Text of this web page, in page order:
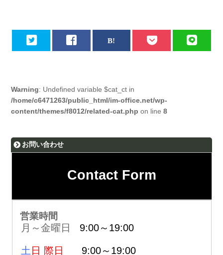
Warning: Undefined variable $cat_ct in
/home/c6471263/public_html/im-office.net/wp-
content/themes/f8012/related-cat.php on line8
お問い合わせ
Contact Form
営業時間
月～金曜日 9:00～19:00
土 日 際日 9:00～19:00